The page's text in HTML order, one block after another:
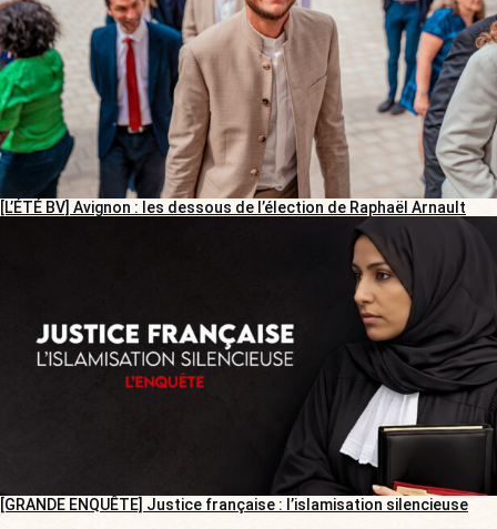
[L’ÉTÉ BV] Avignon : les dessous de l’élection de Raphaël Arnault
[GRANDE ENQUÊTE] Justice française : l’islamisation silencieuse